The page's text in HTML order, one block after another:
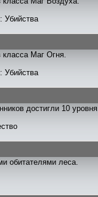
Убийства
класса Маг Огня.
Убийства
достигли 10
обитателями леса.